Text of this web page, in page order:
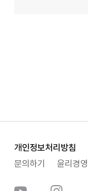
개인정보처리방침
문의하기
윤리경영